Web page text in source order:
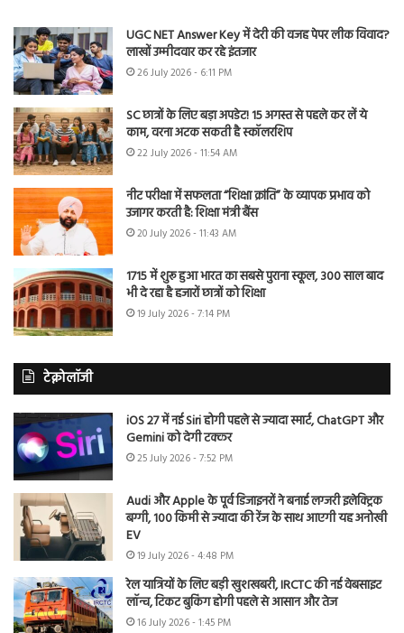
UGC NET Answer Key में देरी की वजह पेपर लीक विवाद?
लाखों उम्मीदवार कर रहे इंतजार
26 July 2026 - 6:11 PM
SC छात्रों के लिए बड़ा अपडेट! 15 अगस्त से पहले कर लें ये
काम, वरना अटक सकती है स्कॉलरशिप
22 July 2026 - 11:54 AM
नीट परीक्षा में सफलता “शिक्षा क्रांति” के व्यापक प्रभाव को
उजागर करती है: शिक्षा मंत्री बैंस
20 July 2026 - 11:43 AM
1715 में शुरू हुआ भारत का सबसे पुराना स्कूल, 300 साल बाद
भी दे रहा है हजारों छात्रों को शिक्षा
19 July 2026 - 7:14 PM
टेक्नोलॉजी
iOS 27 में नई Siri होगी पहले से ज्यादा स्मार्ट, ChatGPT और
Gemini को देगी टक्कर
25 July 2026 - 7:52 PM
Audi और Apple के पूर्व डिजाइनरों ने बनाई लग्जरी इलेक्ट्रिक
बग्गी, 100 किमी से ज्यादा की रेंज के साथ आएगी यह अनोखी
EV
19 July 2026 - 4:48 PM
रेल यात्रियों के लिए बड़ी खुशखबरी, IRCTC की नई वेबसाइट
लॉन्च, टिकट बुकिंग होगी पहले से आसान और तेज
16 July 2026 - 1:45 PM